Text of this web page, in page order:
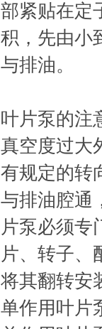
部紧贴在定
积，先由小
与排油。
叶片泵的注
真空度过大
有规定的转
与排油腔通
片泵必须专
片、转子、
将其翻转安
单作用叶片